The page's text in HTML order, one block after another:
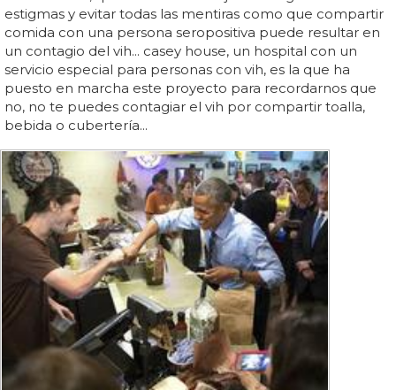
estigmas y evitar todas las mentiras como que compartir
comida con una persona seropositiva puede resultar en
un contagio del vih... casey house, un hospital con un
servicio especial para personas con vih, es la que ha
puesto en marcha este proyecto para recordarnos que
no, no te puedes contagiar el vih por compartir toalla,
bebida o cubertería...